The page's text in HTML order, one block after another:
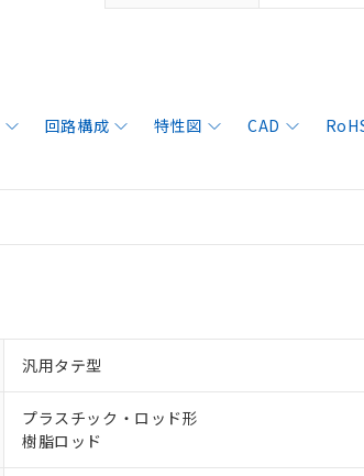
回路構成 特性図 CAD
汎用タテ型
プラスチック・ロッド形
樹脂ロッド